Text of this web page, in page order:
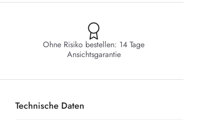
Ohne Risiko bestellen: 14 Tage
Ansichtsgarantie
Technische Daten